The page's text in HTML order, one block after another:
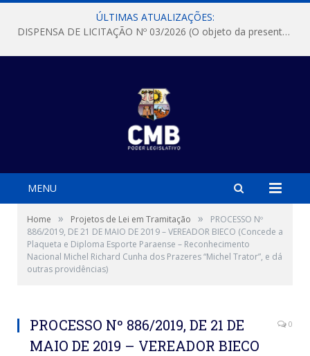
ÚLTIMAS ATUALIZAÇÕES:
DISPENSA DE LICITAÇÃO Nº 03/2026 (O objeto da presente dispensa é a escolha da proposta mais vantajosa para a aquisição, de aparelhos de ar condicionado, tipo Split, com material de instalação e fogão industrial, conforme condições, quantidades e exigências estabelecidas no termo de referencia e neste aviso de contratação direta e seus anexos)
MENU
Home » Projetos de Lei em Tramitação »
PROCESSO Nº
886/2019, DE 21 DE MAIO DE 2019 – VEREADOR BIECO (Concede a
Plaqueta e Diploma Esporte Paraense – Reconhecimento
Nacional Michel Richard Cunha dos Prazeres “Michel Trator”, e dá
outras providências)
PROCESSO Nº 886/2019, DE 21 DE
MAIO DE 2019 – VEREADOR BIECO
0